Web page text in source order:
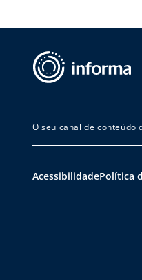
O seu canal de conteúdo
AcessibilidadePolítica